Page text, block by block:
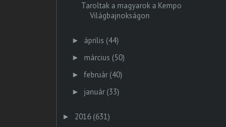
Taroltak a magyarok a Kempo
Világbajnokságon
► április (44)
► március (50)
► február (40)
► január (33)
► 2016 (631)